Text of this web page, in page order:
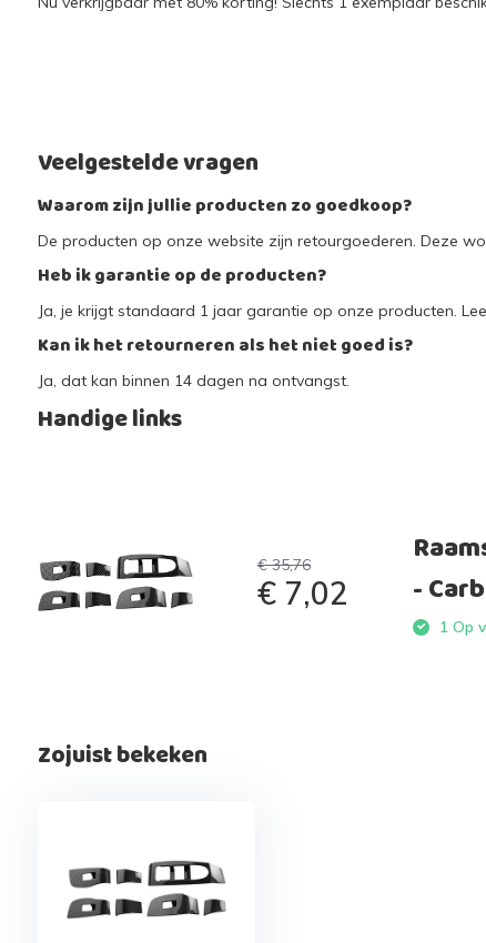
Veelgestelde vragen
Waarom zijn jullie producten zo goedkoop?
De producten op onze website zijn retourgoederen. Deze
Heb ik garantie op de producten?
Ja, je krijgt standaard 1 jaar garantie op onze producten.
Kan ik het retourneren als het niet goed is?
Ja, dat kan binnen 14 dagen na ontvangst.
Handige links
€ 35,76
€ 7,02
-
1 Op
Zojuist bekeken